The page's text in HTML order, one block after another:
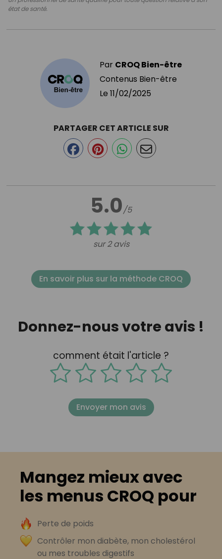
état de santé.
Par CROQ Bien-être
Contenus Bien-être
Le 11/02/2025
5.0/5
sur 2 avis
PARTAGER CET ARTICLE SUR
En savoir plus sur la méthode CROQ
Donnez-nous votre avis !
comment était l'article ?
Envoyer mon avis
Mangez mieux avec
les menus CROQ pour
Perte de poids
Contrôler mon diabète, mon cholestérol
ou mes troubles digestifs